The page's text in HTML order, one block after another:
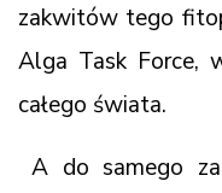
zakwitów tego
Alga Task Force,
całego świata.
A do samego